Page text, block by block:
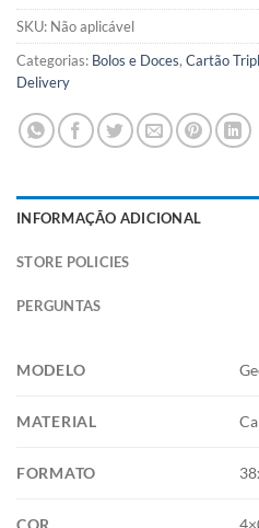
SKU: Não aplicável
Categorias: Bolos e Doces, Cartão
Delivery
INFORMAÇÃO ADICIONAL
STORE POLICIES
PERGUNTAS
MODELO
MATERIAL
FORMATO
COR